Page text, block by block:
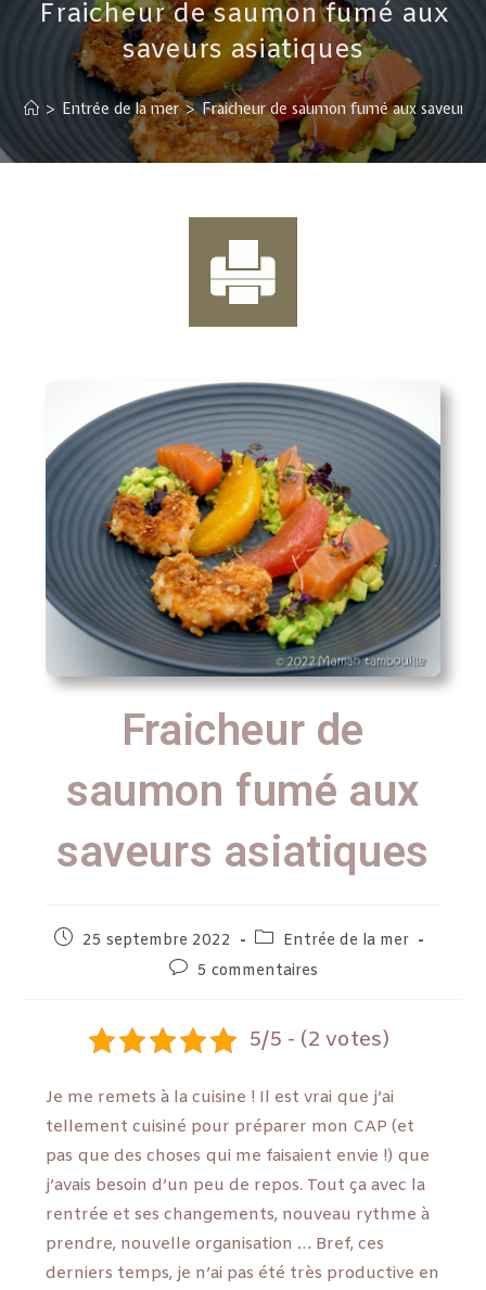
Fraicheur de saumon fumé aux
saveurs asiatiques
> Entrée de la mer > Fraicheur de saumon fumé aux saveurs
Fraicheur de
saumon fumé aux
saveurs asiatiques
25 septembre 2022
Entrée de la mer
5 commentaires
5/5 - (2 votes)
Je me remets à la cuisine ! Il est vrai que j’ai
tellement cuisiné pour préparer mon CAP (et
pas que des choses qui me faisaient envie !) que
j’avais besoin d’un peu de repos. Tout ça avec la
rentrée et ses changements, nouveau rythme à
prendre, nouvelle organisation … Bref, ces
derniers temps, je n’ai pas été très productive en